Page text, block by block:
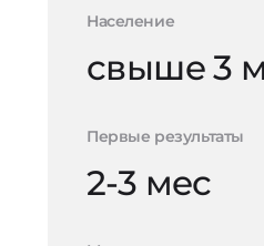
Население
свыше 3
Первые результаты
2-3 мес